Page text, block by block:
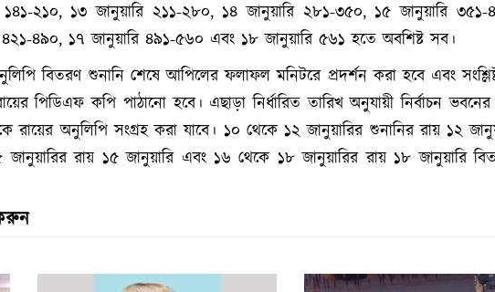
১৪১-২১০, ১৩ জানুয়ারি ২১১-২৮০, ১৪ জানুয়ারি ২৮১-৩৫০, ১৫ জানুয়ারি
৪২১-৪৯০, ১৭ জানুয়ারি ৪৯১-৫৬০ এবং ১৮ জানুয়ারি ৫৬১ হতে অবশিষ্ট সব।
বিতরণ শুনানি শেষে আপিলের ফলাফল মনিটরে প্রদর্শন করা হবে এবং
পিডিএফ কপি পাঠানো হবে। এছাড়া নির্ধারিত তারিখ অনুযায়ী নির্বাচন ভবনের
রায়ের অনুলিপি সংগ্রহ করা যাবে। ১০ থেকে ১২ জানুয়ারির শুনানির রায় ১২
জানুয়ারির রায় ১৫ জানুয়ারি এবং ১৬ থেকে ১৮ জানুয়ারির রায় ১৮ জানুয়ারি